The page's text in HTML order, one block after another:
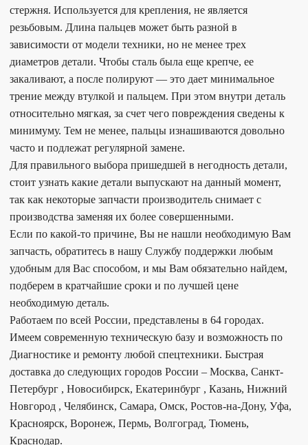
стержня. Используется для крепления, не является
резьбовым. Длина пальцев может быть разной в
зависимости от модели техники, но не менее трех
диаметров детали. Чтобы сталь была еще крепче, ее
закаливают, а после полируют — это дает минимальное
трение между втулкой и пальцем. При этом внутри деталь
относительно мягкая, за счет чего повреждения сведены к
минимуму. Тем не менее, пальцы изнашиваются довольно
часто и подлежат регулярной замене.
Для правильного выбора пришедшей в негодность детали,
стоит узнать какие детали выпускают на данный момент,
так как некоторые запчасти производитель снимает с
производства заменяя их более совершенными.
Если по какой-то причине, Вы не нашли необходимую Вам
запчасть, обратитесь в нашу Службу поддержки любым
удобным для Вас способом, и мы Вам обязательно найдем,
подберем в кратчайшие сроки и по лучшей цене
необходимую деталь.
Работаем по всей России, представлены в 64 городах.
Имеем современную техническую базу и возможность по
Диагностике и ремонту любой спецтехники. Быстрая
доставка до следующих городов России – Москва, Санкт-
Петербург , Новосибирск, Екатеринбург , Казань, Нижний
Новгород , Челябинск, Самара, Омск, Ростов-на-Дону, Уфа,
Красноярск, Воронеж, Пермь, Волгоград, Тюмень,
Краснодар.